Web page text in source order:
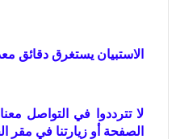
الاستبيان يستغرق دقائق
لا تترددوا في التواصل
الصفحة أو زيارتنا في مقر